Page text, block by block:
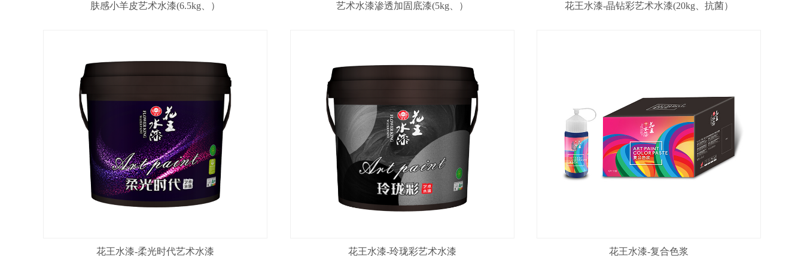
肤感小羊皮艺术水漆(6.5kg、） 艺术水漆渗透加固底漆(5kg、） 花王水漆-晶钻彩艺术水漆(20kg、抗菌）
花王水漆-柔光时代艺术水漆 花王水漆-玲珑彩艺术水漆 花王水漆-复合色浆